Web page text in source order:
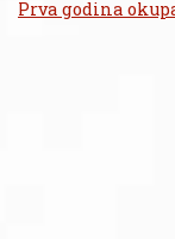
Prva godina